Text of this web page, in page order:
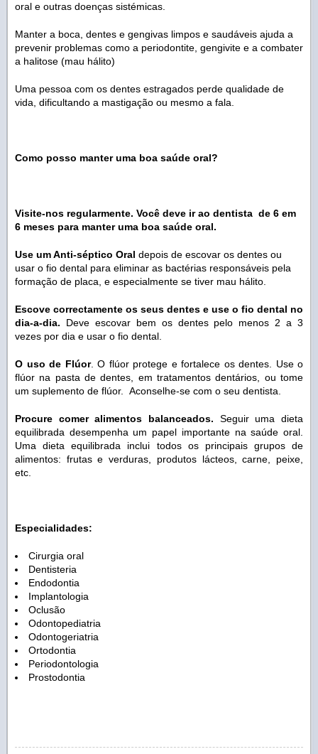
oral e outras doenças sistémicas.
Manter a boca, dentes e gengivas limpos e saudáveis ajuda a
prevenir problemas como a periodontite, gengivite e a combater
a halitose (mau hálito)
Uma pessoa com os dentes estragados perde qualidade de
vida, dificultando a mastigação ou mesmo a fala.
Como posso manter uma boa saúde oral?
Visite-nos regularmente. Você deve ir ao dentista de 6 em
6 meses para manter uma boa saúde oral.
Use um Anti-séptico Oral depois de escovar os dentes ou
usar o fio dental para eliminar as bactérias responsáveis pela
formação de placa, e especialmente se tiver mau hálito.
Escove correctamente os seus dentes e use o fio dental no
dia-a-dia. Deve escovar bem os dentes pelo menos 2 a 3
vezes por dia e usar o fio dental.
O uso de Flúor. O flúor protege e fortalece os dentes. Use o
flúor na pasta de dentes, em tratamentos dentários, ou tome
um suplemento de flúor. Aconselhe-se com o seu dentista.
Procure comer alimentos balanceados. Seguir uma dieta
equilibrada desempenha um papel importante na saúde oral.
Uma dieta equilibrada inclui todos os principais grupos de
alimentos: frutas e verduras, produtos lácteos, carne, peixe,
etc.
Especialidades:
Cirurgia oral
Dentisteria
Endodontia
Implantologia
Oclusão
Odontopediatria
Odontogeriatria
Ortodontia
Periodontologia
Prostodontia